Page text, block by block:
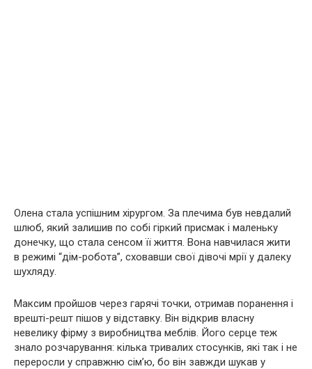
Олена стала успішним хірургом. За плечима був невдалий
шлюб, який залишив по собі гіркий присмак і маленьку
донечку, що стала сенсом її життя. Вона навчилася жити
в режимі “дім-робота”, сховавши свої дівочі мрії у далеку
шухляду.
Максим пройшов через гарячі точки, отримав поранення і
врешті-решт пішов у відставку. Він відкрив власну
невелику фірму з виробництва меблів. Його серце теж
знало розчарування: кілька тривалих стосунків, які так і не
переросли у справжню сім’ю, бо він завжди шукав у